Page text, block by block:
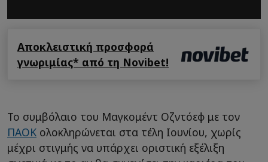
Αποκλειστική προσφορά
γνωριμίας* από τη Novibet!
Το συμβόλαιο του Μαγκομέντ Οζντόεφ με τον
ΠΑΟΚ ολοκληρώνεται στα τέλη Ιουνίου, χωρίς
μέχρι στιγμής να υπάρχει οριστική εξέλιξη